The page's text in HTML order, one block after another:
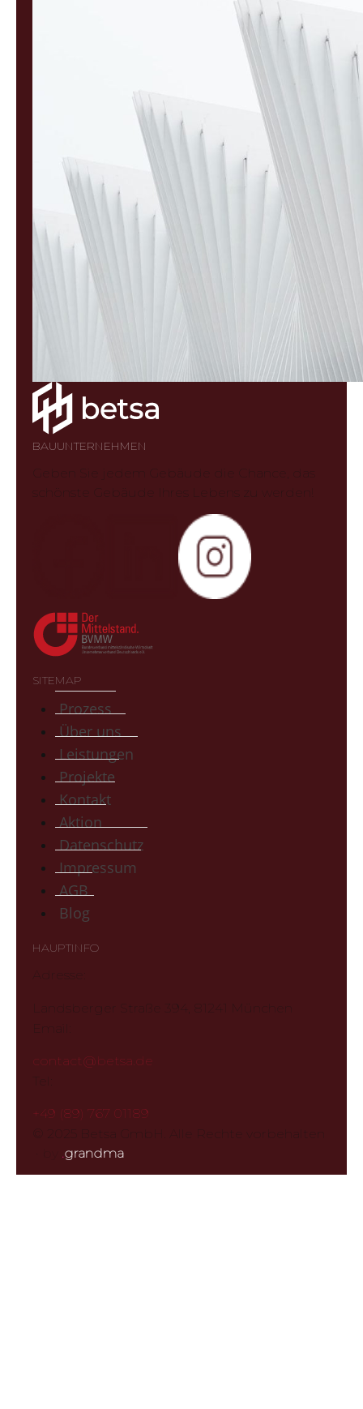
BAUUNTERNEHMEN
Geben Sie jedem Gebäude die Chance, das
schönste Gebäude Ihres Lebens zu werden!
SITEMAP
Prozess
Über uns
Leistungen
Projekte
Kontakt
Aktion
Datenschutz
Impressum
AGB
Blog
HAUPTINFO
Adresse:
Landsberger Straße 394, 81241 München
Email:
contact@betsa.de
Tel:
+49 (89) 767 01189
© 2025 Betsa GmbH. Alle Rechte vorbehalten
.grandma